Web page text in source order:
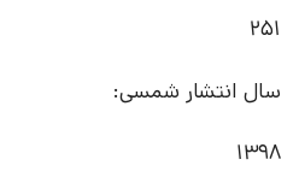
251
سال انتشار شمسی:
1398